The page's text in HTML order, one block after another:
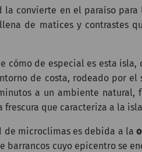
la convierte en el paraíso para
de matices y contrastes
cómo de especial es esta
de costa, rodeado por
a un ambiente natural,
frescura que caracteriza a la
de microclimas es debida a la
barrancos cuyo epicentro se